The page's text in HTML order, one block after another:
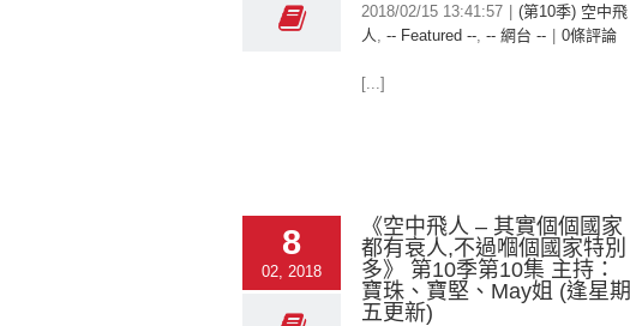
2018/02/15 13:41:57
(第10季) 空中飛
人, -- Featured --, -- 網台 -- 0條評論
[...]
8
02, 2018
《空中飛人 – 其實個個國家
都有衰人,不過嗰個國家特別
多》 第10季第10集 主持：
寶珠、寶堅、May姐 (逢星期
五更新)